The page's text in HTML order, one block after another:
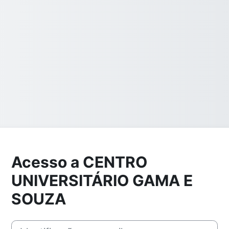
Acesso a CENTRO
UNIVERSITÁRIO GAMA E
SOUZA
Identificação ou e-mail